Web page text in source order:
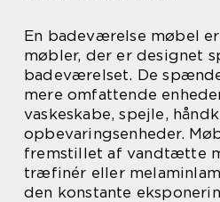
En badeværelse møbel
møbler, der er designet
badeværelset. De
mere omfattende
vaskeskabe, spejle,
opbevaringsenheder.
fremstillet af vandtætte
træfinér eller
den konstante